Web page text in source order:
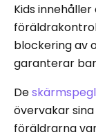
Kids
blockering av
garanterar
De
övervakar
föräldrarna